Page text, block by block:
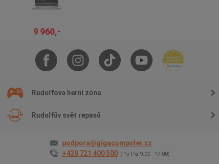
9 960,-
Rudolfova herní zóna
Rudolfův svět repasů
podpora@gigacomputer.cz
+420 721 400 500 (Po-Pá 9.00 - 17.00)